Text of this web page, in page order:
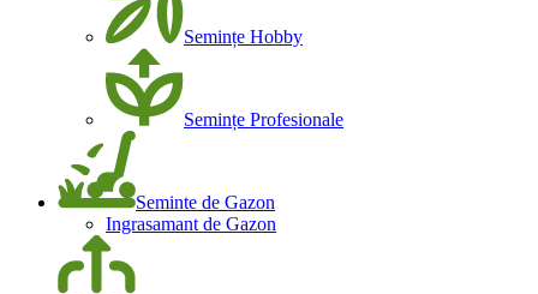
Semințe Hobby
Semințe Profesionale
Seminte de Gazon
Ingrasamant de Gazon